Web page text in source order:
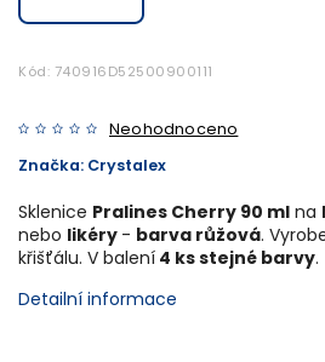
Kód: 740916D52500900111
Neohodnoceno
Značka: Crystalex
Sklenice Pralines Cherry 90 ml na
nebo likéry - barva růžová.
křišťálu. V balení 4 ks stejné barvy.
Detailní informace